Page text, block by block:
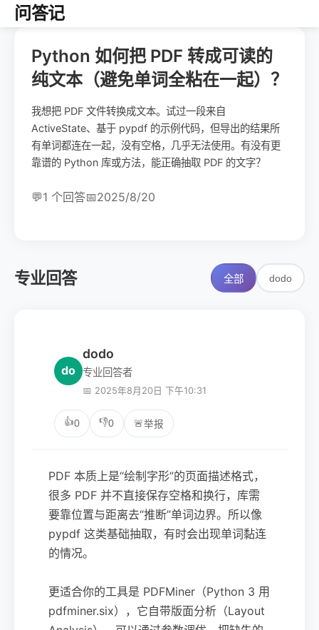
问答记
Python 如何把 PDF 转成可读的
纯文本（避免单词全粘在一起）？
我想把 PDF 文件转换成文本。试过一段来自
ActiveState、基于 pypdf 的示例代码，但导出的结果所
有单词都连在一起，没有空格，几乎无法使用。有没有更
靠谱的 Python 库或方法，能正确抽取 PDF 的文字？
💬1 个回答📅2025/8/20
专业回答 全部 dodo
do
dodo
专业回答者
📅 2025年8月20日 下午10:31
👍0 👎0 🚨举报
PDF 本质上是“绘制字形”的页面描述格式，
很多 PDF 并不直接保存空格和换行，库需
要靠位置与距离去“推断”单词边界。所以像
pypdf 这类基础抽取，有时会出现单词黏连
的情况。
更适合你的工具是 PDFMiner（Python 3 用
pdfminer.six），它自带版面分析（Layout